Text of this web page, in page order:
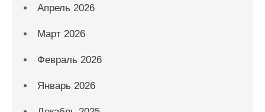
Апрель 2026
Март 2026
Февраль 2026
Январь 2026